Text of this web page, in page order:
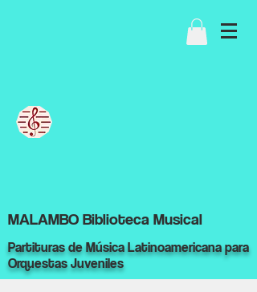
MALAMBO Biblioteca Musical
Partituras de Música Latinoamericana para
Orquestas Juveniles